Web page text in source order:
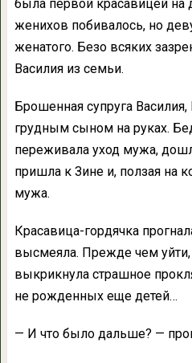
была первой красавицей на
женихов побивалось, но
женатого. Безо всяких
Василия из семьи.
Брошенная супруга
грудным сыном на руках.
переживала уход мужа,
пришла к Зине и, ползая на
мужа.
Красавица-гордячка
высмеяла. Прежде чем уйти,
выкрикнула страшное
не рожденных еще детей…
— И что было дальше? —